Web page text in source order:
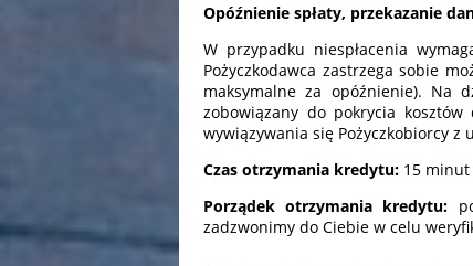
Opóźnienie spłaty, przekazanie
W przypadku niespłacenia
Pożyczkodawca zastrzega sobie
maksymalne za opóźnienie). Na
zobowiązany do pokrycia
wywiązywania się Pożyczkobiorcy
Czas otrzymania kredytu: 15 minut
Porządek otrzymania kredytu:
zadzwonimy do Ciebie w celu